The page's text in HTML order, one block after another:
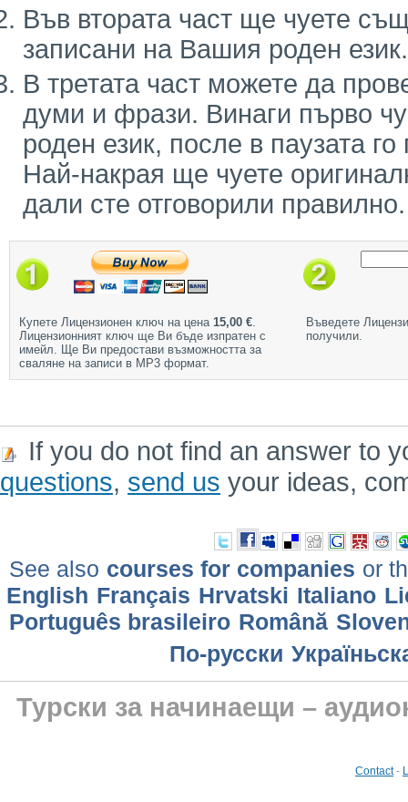
Във втората част ще чуете
записани на Вашия роден език.
В третата част можете да
думи и фрази. Винаги първо
роден език, после в паузата
Най-накрая ще чуете
дали сте отговорили правилно.
Купете Лицензионен ключ на цена 15,00 €.
Лицензионният ключ ще Ви бъде изпратен с
имейл. Ще Ви предостави възможността за
сваляне на записи в МР3 формат.
Въведете
получили.
If you do not find an answer to
questions, send us your ideas,
See also courses for companies or
English Français Hrvatski Italiano
Português brasileiro Română
По-русски
Турски за начинаещи –
Contact-